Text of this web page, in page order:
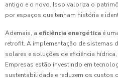
antigo e o novo. Isso valoriza o
por espaços que tenham história e
Ademais, a eficiência energética é
retrofit. A implementação de sistemas
solares e soluções de eficiência
Empresas estão investindo em
sustentabilidade e reduzem os custos